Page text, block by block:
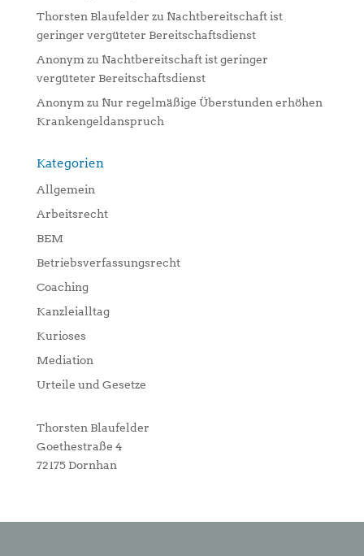
Thorsten Blaufelder zu Nachtbereitschaft ist
geringer vergüteter Bereitschaftsdienst
Anonymzu Nachtbereitschaft ist geringer
vergüteter Bereitschaftsdienst
Anonymzu Nur regelmäßige Überstunden erhöhen
Krankengeldanspruch
Kategorien
Allgemein
Arbeitsrecht
BEM
Betriebsverfassungsrecht
Coaching
Kanzleialltag
Kurioses
Mediation
Urteile und Gesetze
Thorsten Blaufelder
Goethestraße 4
72175 Dornhan